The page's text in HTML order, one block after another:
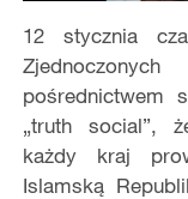
12 stycznia
pośrednictwem
„truth social”,
każdy kraj
Islamską